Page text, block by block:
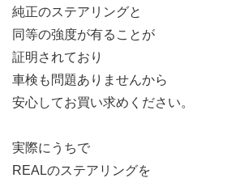
純正のステアリングと
同等の強度が有ることが
証明されており
車検も問題ありませんから
安心してお買い求めください。
実際にうちで
REALのステアリングを